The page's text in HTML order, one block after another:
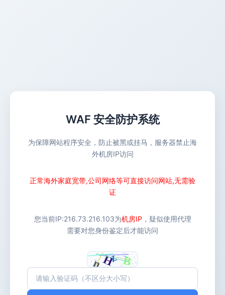
WAF 安全防护系统
为保障网站程序安全，防止被黑或挂马，服务器禁止海
外机房IP访问
正常海外家庭宽带,公司网络等可直接访问网站,无需验
证
您当前IP:216.73.216.103为机房IP ，疑似使用代理
需要对您身份鉴定后才能访问